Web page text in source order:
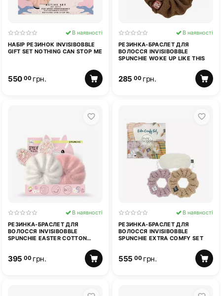
НАБІР РЕЗИНОК INVISIBOBBLE
GIFT SET NOTHING CAN STOP ME
В наявності
550 00 грн.
РЕЗИНКА-БРАСЛЕТ ДЛЯ
ВОЛОССЯ INVISIBOBBLE
SPUNCHIE WOKE UP LIKE THIS
В наявності
285 00 грн.
РЕЗИНКА-БРАСЛЕТ ДЛЯ
ВОЛОССЯ INVISIBOBBLE
SPUNCHIE EASTER COTTON
В наявності
395 00 грн.
РЕЗИНКА-БРАСЛЕТ ДЛЯ
ВОЛОССЯ INVISIBOBBLE
SPUNCHIE EXTRA COMFY SET
В наявності
555 00 грн.